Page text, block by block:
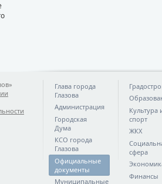
Глава города
Глазова
Администрация
Городская
Дума
КСО города
Глазова
Официальные
документы
Муниципальные
Культура
спорт
ЖКХ
сфера
Финансы